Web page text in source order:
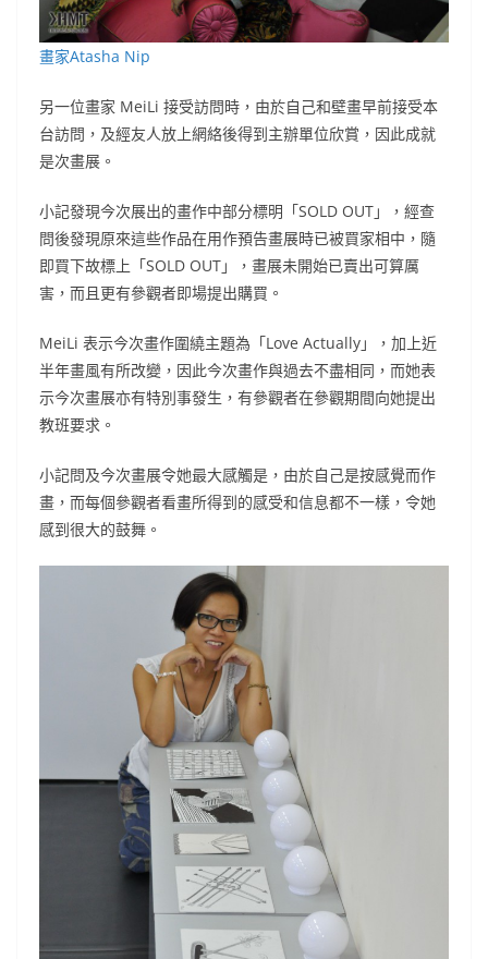
畫家Atasha Nip
另一位畫家 MeiLi 接受訪問時，由於自己和壁畫早前接受本
台訪問，及經友人放上網絡後得到主辦單位欣賞，因此成就
是次畫展。
小記發現今次展出的畫作中部分標明「SOLD OUT」，經查
問後發現原來這些作品在用作預告畫展時已被買家相中，隨
即買下故標上「SOLD OUT」，畫展未開始已賣出可算厲
害，而且更有參觀者即場提出購買。
MeiLi 表示今次畫作圍繞主題為「Love Actually」，加上近
半年畫風有所改變，因此今次畫作與過去不盡相同，而她表
示今次畫展亦有特別事發生，有參觀者在參觀期間向她提出
教班要求。
小記問及今次畫展令她最大感觸是，由於自己是按感覺而作
畫，而每個參觀者看畫所得到的感受和信息都不一樣，令她
感到很大的鼓舞。